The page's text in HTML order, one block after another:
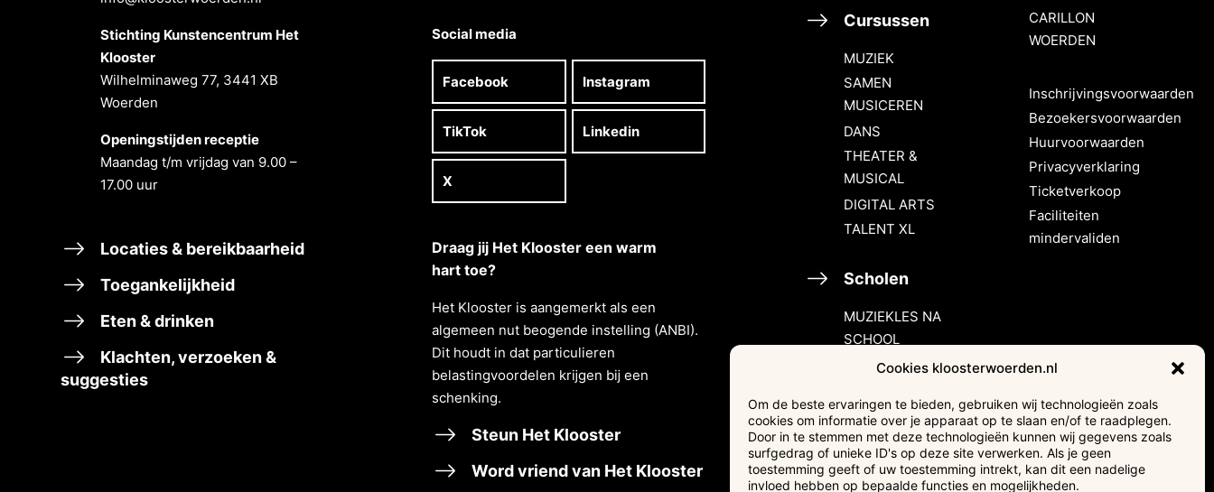
Cookies kloosterwoerden.nl
Om de beste ervaringen te bieden, gebruiken wij technologieën zoals
cookies om informatie over je apparaat op te slaan en/of te raadplegen.
Door in te stemmen met deze technologieën kunnen wij gegevens zoals
surfgedrag of unieke ID's op deze site verwerken. Als je geen
toestemming geeft of uw toestemming intrekt, kan dit een nadelige
invloed hebben op bepaalde functies en mogelijkheden.
Stichting Kunstencentrum Het
Klooster
Wilhelminaweg 77, 3441 XB
Woerden
Openingstĳden receptie
Maandag t/m vrĳdag van 9.00 –
17.00 uur
Locaties & bereikbaarheid
Toegankelijkheid
Eten & drinken
Klachten, verzoeken &
suggesties
Social media
Facebook Instagram
TikTok Linkedin
X
Draag jij Het Klooster een warm
hart toe?
Het Klooster is aangemerkt als een
algemeen nut beogende instelling (ANBI).
Dit houdt in dat particulieren
belastingvoordelen krĳgen bĳ een
schenking.
Steun Het Klooster
Word vriend van Het Klooster
Cursussen
MUZIEK
SAMEN
MUSICEREN
DANS
THEATER &
MUSICAL
DIGITAL ARTS
TALENT XL
Scholen
MUZIEKLES NA
SCHOOL
HALLO MUZIEK!
Verhuur &
events
Adverteren
CARILLON
WOERDEN
Inschrijvingsvoorwaarden
Bezoekersvoorwaarden
Huurvoorwaarden
Privacyverklaring
Ticketverkoop
Faciliteiten
mindervaliden